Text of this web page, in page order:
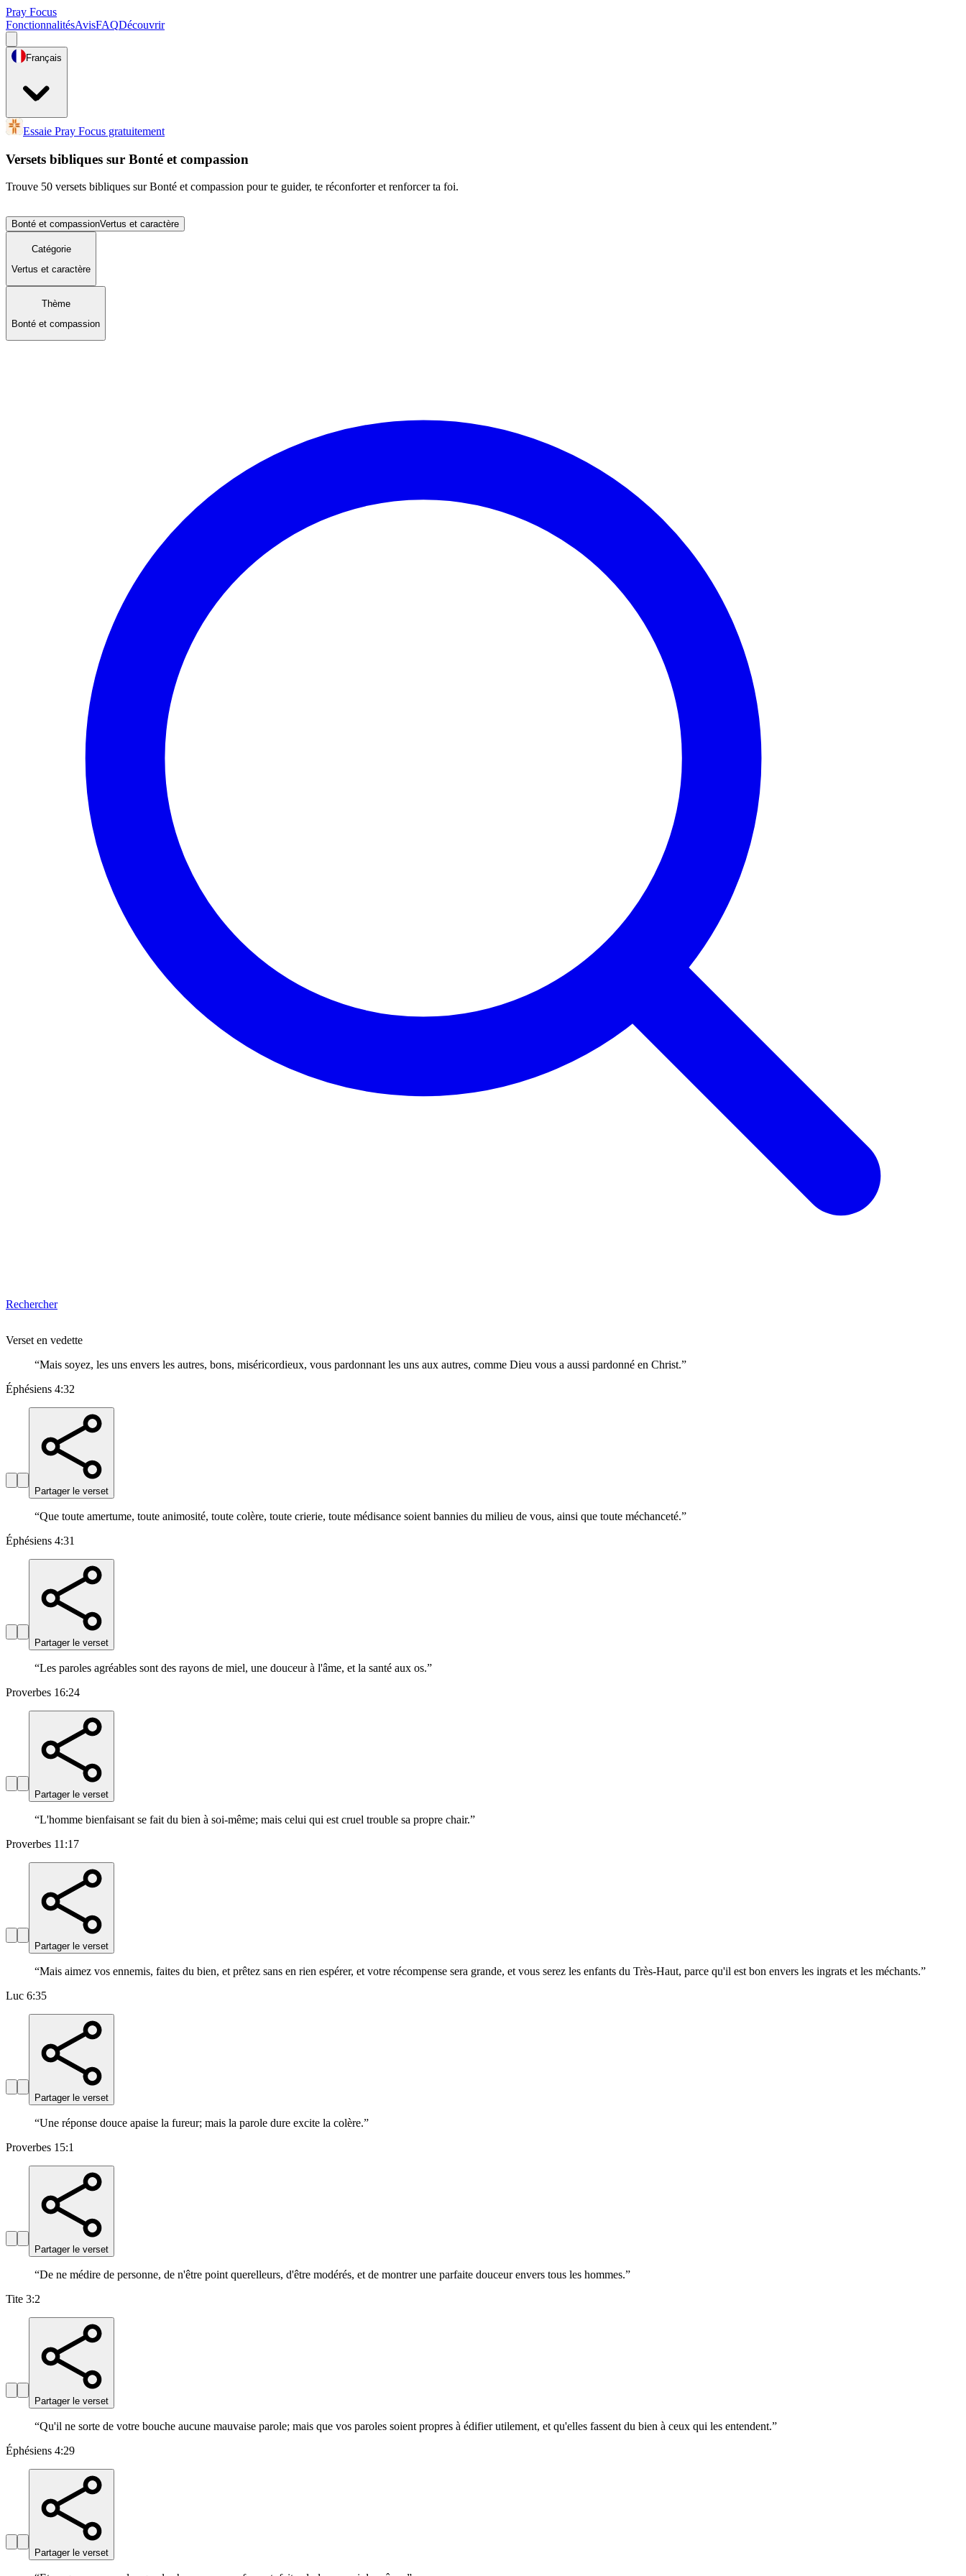
Pray Focus
FonctionnalitésAvisFAQDécouvrir
Français
Essaie Pray Focus gratuitement
Versets bibliques sur Bonté et compassion
Trouve 50 versets bibliques sur Bonté et compassion pour te guider, te réconforter et renforcer ta foi.
Bonté et compassionVertus et caractère
Catégorie
Vertus et caractère
Thème
Bonté et compassion
Rechercher
Verset en vedette
“Mais soyez, les uns envers les autres, bons, miséricordieux, vous pardonnant les uns aux autres, comme Dieu vous a aussi pardonné en Christ.”
Éphésiens 4:32
Partager le verset
“Que toute amertume, toute animosité, toute colère, toute crierie, toute médisance soient bannies du milieu de vous, ainsi que toute méchanceté.”
Éphésiens 4:31
Partager le verset
“Les paroles agréables sont des rayons de miel, une douceur à l'âme, et la santé aux os.”
Proverbes 16:24
Partager le verset
“L'homme bienfaisant se fait du bien à soi-même; mais celui qui est cruel trouble sa propre chair.”
Proverbes 11:17
Partager le verset
“Mais aimez vos ennemis, faites du bien, et prêtez sans en rien espérer, et votre récompense sera grande, et vous serez les enfants du Très-Haut, parce qu'il est bon envers les ingrats et les méchants.”
Luc 6:35
Partager le verset
“Une réponse douce apaise la fureur; mais la parole dure excite la colère.”
Proverbes 15:1
Partager le verset
“De ne médire de personne, de n'être point querelleurs, d'être modérés, et de montrer une parfaite douceur envers tous les hommes.”
Tite 3:2
Partager le verset
“Qu'il ne sorte de votre bouche aucune mauvaise parole; mais que vos paroles soient propres à édifier utilement, et qu'elles fassent du bien à ceux qui les entendent.”
Éphésiens 4:29
Partager le verset